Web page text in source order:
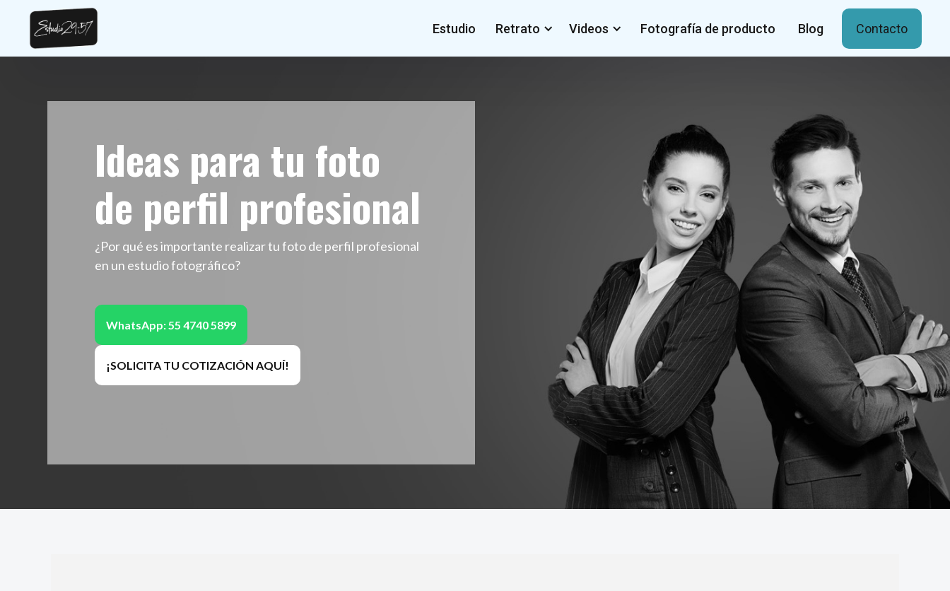
Estudio Retrato Videos Fotografía de producto Blog Contacto
Ideas para tu foto
de perfil profesional
¿Por qué es importante realizar tu foto de perfil profesional
en un estudio fotográfico?
WhatsApp: 55 4740 5899
¡SOLICITA TU COTIZACIÓN AQUÍ!